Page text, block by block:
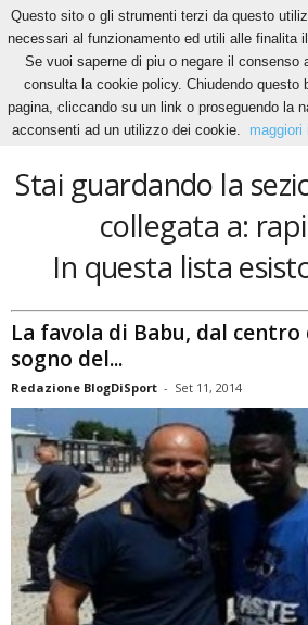
Home Tags Rapicavoli
rapicavoli
Stai guardando la
collegata a:
In questa lista
La favola di Babu, dal centro
sogno del...
Redazione BlogDiSport - Set 11, 2014
Questo sito o gli strumenti terzi da questo
necessari al funzionamento ed utili alle finalita
Se vuoi saperne di piu o negare il consenso
consulta la cookie policy. Chiudendo questo
pagina, cliccando su un link o proseguendo la
acconsenti ad un utilizzo dei cookie.
maggiori